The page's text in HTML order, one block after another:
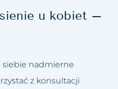
u kobiet –
siebie nadmierne
z konsultacji